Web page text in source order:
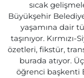
sıcak
Büyükşehir
yaşamına dair
taşınıyor.
özetleri, fikstür,
burada atıyor.
öğrenci başkenti